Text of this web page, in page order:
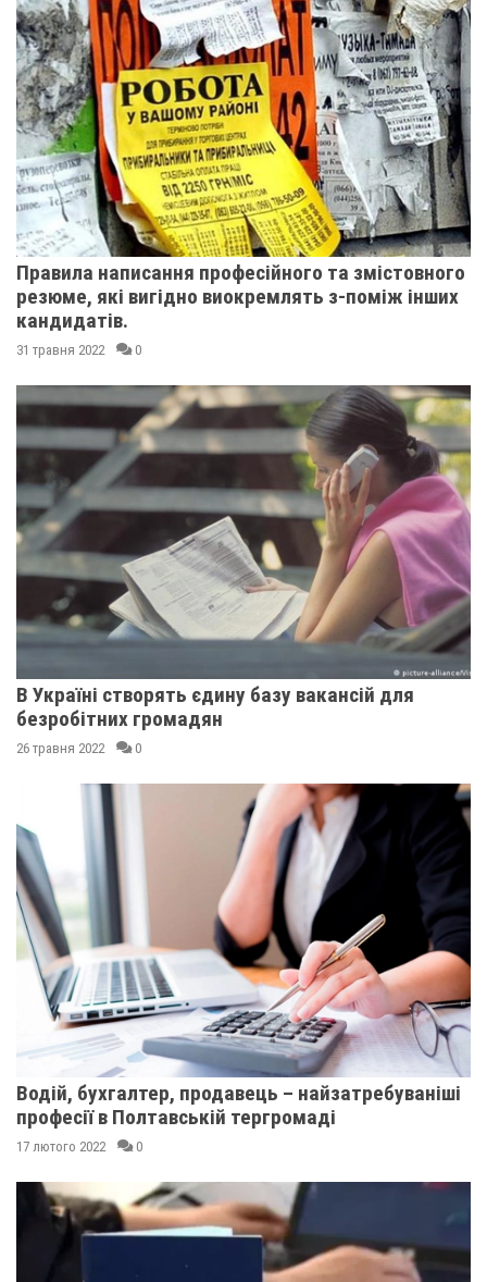
Правила написання професійного та змістовного
резюме, які вигідно виокремлять з-поміж інших
кандидатів.
31 травня 2022 0
В Україні створять єдину базу вакансій для
безробітних громадян
26 травня 2022 0
Водій, бухгалтер, продавець – найзатребуваніші
професії в Полтавській тергромаді
17 лютого 2022 0